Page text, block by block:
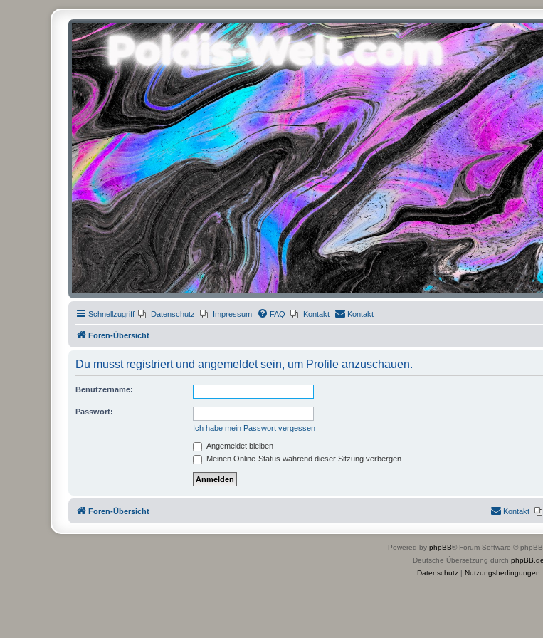
Poldis-Welt.com
Das Forum für Jeans, Sportswear, grosse Grössen und Accessoires
Schnellzugriff Datenschutz Impressum FAQ Kontakt Kontakt
Foren-Übersicht
Du musst registriert und angemeldet sein, um Profile anzuschauen.
Benutzername:
Passwort:
Ich habe mein Passwort vergessen
Angemeldet bleiben
Meinen Online-Status während dieser Sitzung verbergen
Foren-Übersicht Kontakt
Powered by phpBB® Forum Software ©
Deutsche Übersetzung durch phpBB.de
Datenschutz| Nutzungsbedingungen